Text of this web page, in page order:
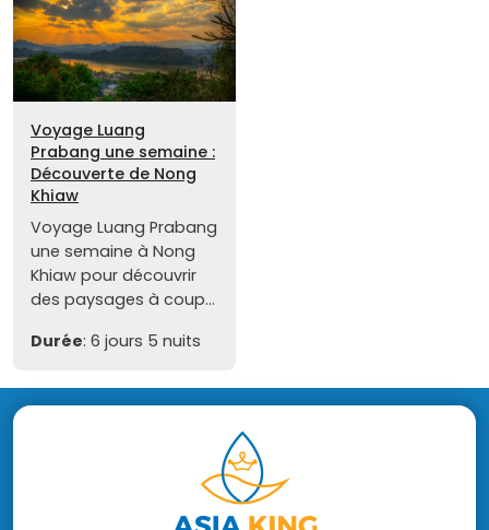
Voyage Luang
Prabang une semaine :
Découverte de Nong
Khiaw
Voyage Luang Prabang
une semaine à Nong
Khiaw pour découvrir
des paysages à coup...
Durée: 6 jours 5 nuits